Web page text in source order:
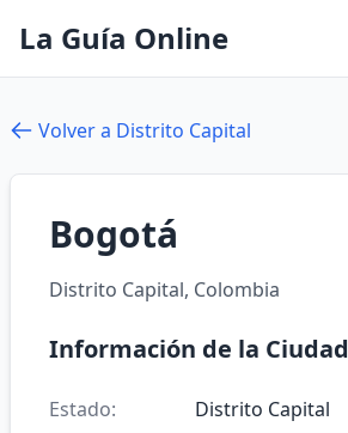
La Guía Online
Volver a Distrito Capital
Bogotá
Distrito Capital, Colombia
Información de la Ciudad
Estado: Distrito Capital